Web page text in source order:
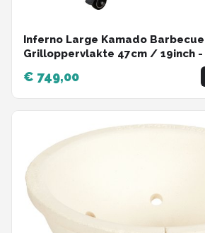
Inferno Large Kamado
Grilloppervlakte 47cm / 19inch
€ 749,00